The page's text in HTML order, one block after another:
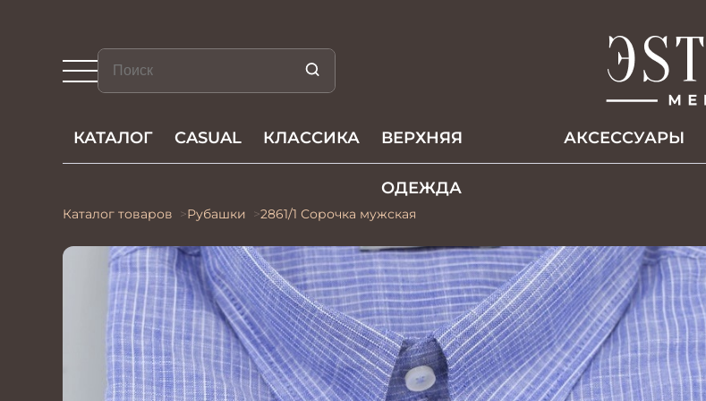
КАТАЛОГ CASUAL КЛАССИКА ВЕРХНЯЯ
ОДЕЖДА
АКCЕССУАРЫ
Каталог товаров Рубашки 2861/1 Сорочка мужская